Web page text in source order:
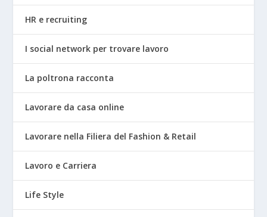
HR e recruiting
I social network per trovare lavoro
La poltrona racconta
Lavorare da casa online
Lavorare nella Filiera del Fashion & Retail
Lavoro e Carriera
Life Style